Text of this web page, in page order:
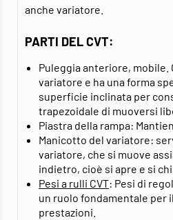
anche variatore.
PARTI DEL CVT:
Puleggia anteriore, mobile.
variatore e ha una forma
superficie inclinata per
trapezoidale di muoversi
Piastra della rampa:
Manicotto del variatore:
variatore, che si muove
indietro, cioè si apre e si
Pesi a rulli CVT: Pesi di
un ruolo fondamentale per
prestazioni.